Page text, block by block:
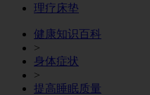
理疗床垫
健康知识百科
>
身体症状
>
提高睡眠质量